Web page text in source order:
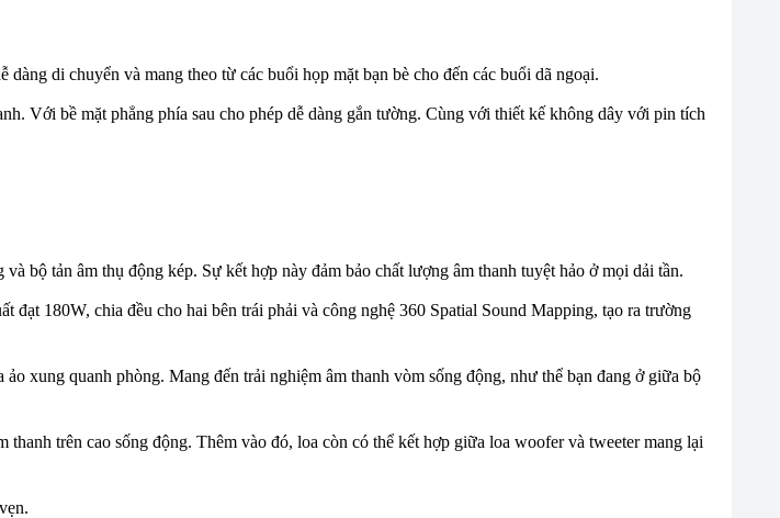
di chuyển và mang theo từ các buổi họp mặt bạn bè cho đến các buổi dã ngoại.
Với bề mặt phẳng phía sau cho phép dễ dàng gắn tường. Cùng với thiết kế không dây với pin tích
bộ tản âm thụ động kép. Sự kết hợp này đảm bảo chất lượng âm thanh tuyệt hảo ở mọi dải tần.
180W, chia đều cho hai bên trái phải và công nghệ 360 Spatial Sound Mapping, tạo ra trường
xung quanh phòng. Mang đến trải nghiệm âm thanh vòm sống động, như thể bạn đang ở giữa bộ
trên cao sống động. Thêm vào đó, loa còn có thể kết hợp giữa loa woofer và tweeter mang lại